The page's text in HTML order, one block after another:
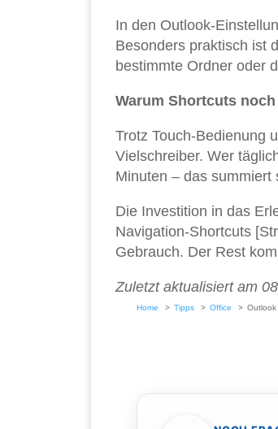
In den Outlook-
Besonders praktisch ist
bestimmte Ordner oder
Warum Shortcuts
Trotz Touch-Bedienung
Vielschreiber. Wer
Minuten – das
Die Investition in das
Navigation-Shortcuts
Gebrauch. Der Rest
Zuletzt aktualisiert am
Home Tipps Office Outlook